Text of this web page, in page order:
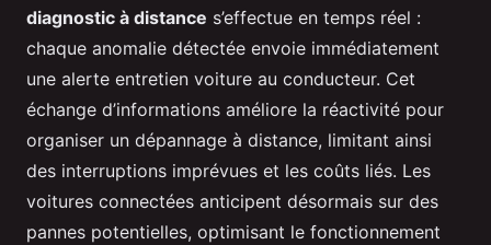
diagnostic à distance s’effectue en temps réel :
chaque anomalie détectée envoie immédiatement
une alerte entretien voiture au conducteur. Cet
échange d’informations améliore la réactivité pour
organiser un dépannage à distance, limitant ainsi
des interruptions imprévues et les coûts liés. Les
voitures connectées anticipent désormais sur des
pannes potentielles, optimisant le fonctionnement